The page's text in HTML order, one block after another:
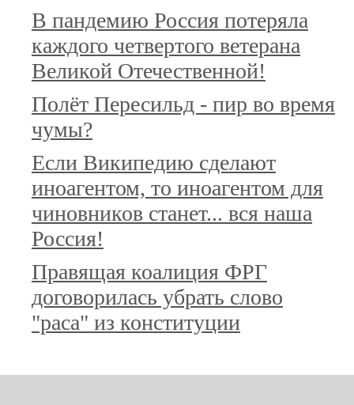
В пандемию Россия потеряла
каждого четвертого ветерана
Великой Отечественной!
Полёт Пересильд - пир во время
чумы?
Если Википедию сделают
иноагентом, то иноагентом для
чиновников станет... вся наша
Россия!
Правящая коалиция ФРГ
договорилась убрать слово
"раса" из конституции